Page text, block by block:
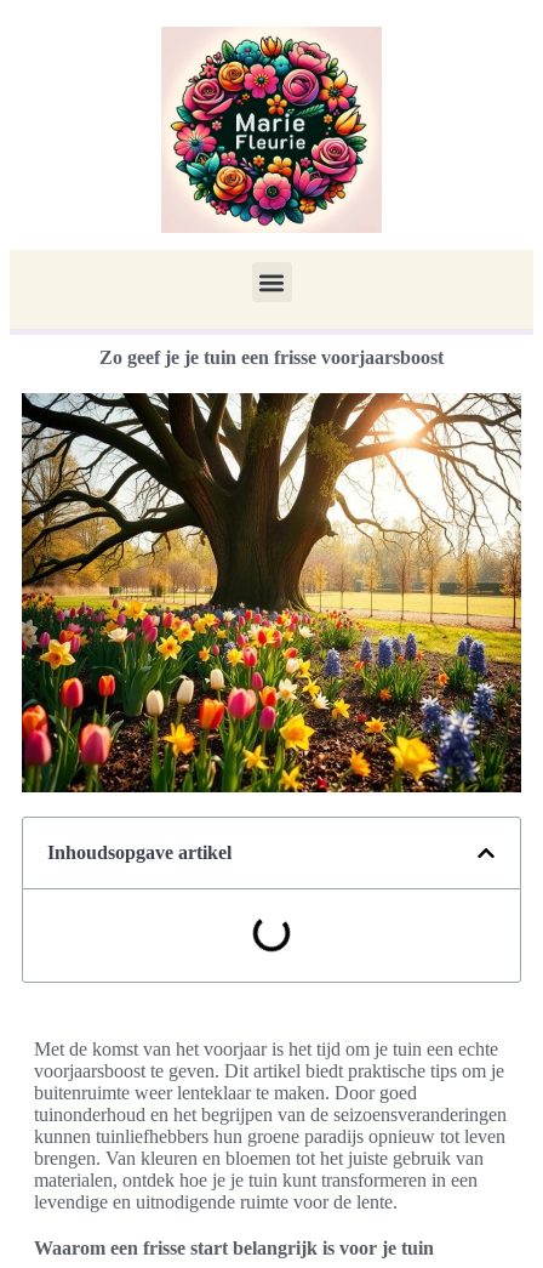
Zo geef je je tuin een frisse voorjaarsboost
Inhoudsopgave artikel
Met de komst van het voorjaar is het tijd om je tuin een echte
voorjaarsboost te geven. Dit artikel biedt praktische tips om je
buitenruimte weer lenteklaar te maken. Door goed
tuinonderhoud en het begrijpen van de seizoensveranderingen
kunnen tuinliefhebbers hun groene paradijs opnieuw tot leven
brengen. Van kleuren en bloemen tot het juiste gebruik van
materialen, ontdek hoe je je tuin kunt transformeren in een
levendige en uitnodigende ruimte voor de lente.
Waarom een frisse start belangrijk is voor je tuin